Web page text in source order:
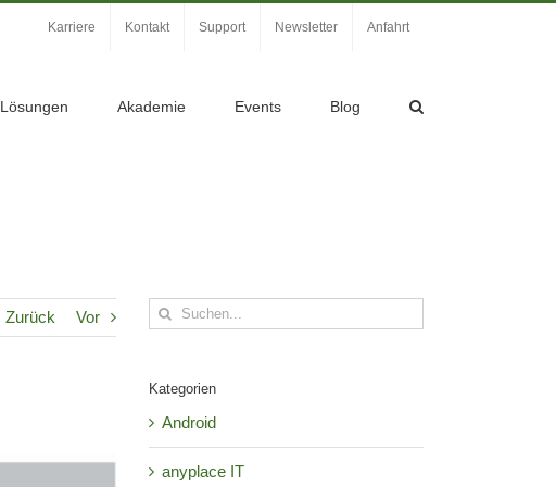
Karriere Kontakt Support Newsletter Anfahrt
Lösungen Akademie Events Blog
Zurück Vor
Suche
nach:
Kategorien
Android
anyplace IT